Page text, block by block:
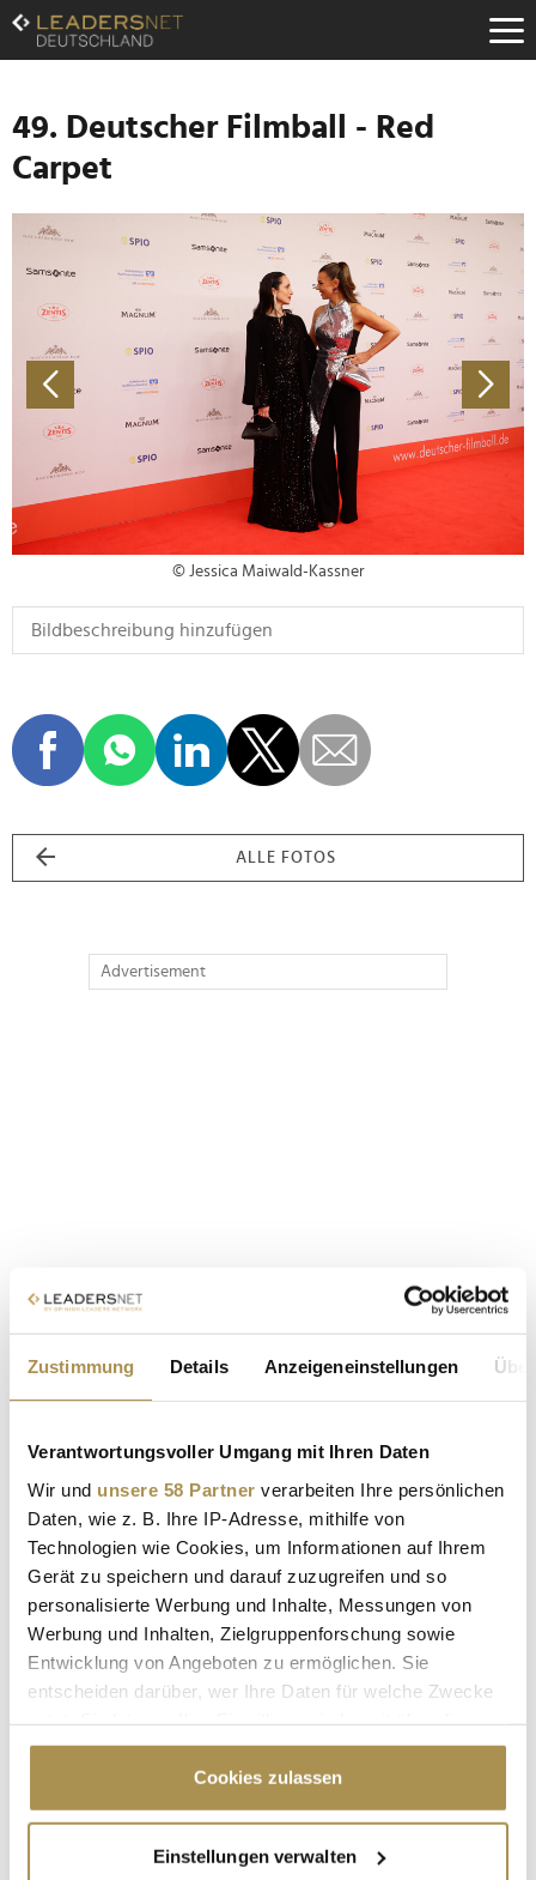
Zustimmung Details Anzeigeneinstellungen
Verantwortungsvoller Umgang mit Ihren Daten
Wir und unsere 58 Partner verarbeiten Ihre persönlichen
Daten, wie z. B. Ihre IP-Adresse, mithilfe von
Technologien wie Cookies, um Informationen auf Ihrem
Gerät zu speichern und darauf zuzugreifen und so
personalisierte Werbung und Inhalte, Messungen von
Werbung und Inhalten, Zielgruppenforschung sowie
Entwicklung von Angeboten zu ermöglichen. Sie
entscheiden darüber, wer Ihre Daten für welche Zwecke
Cookie-Erklärung oder durch Klicken auf das Privacy
Trigger Symbol ändern oder widerrufen
Informationen über Ihre geografische Lage
Cookies zulassen
Einstellungen verwalten
Zum
Inhalt
Zur
Navigation
Zur
Hauptnavigation
49. Deutscher Filmball - Red
Carpet
© Jessica Maiwald-Kassner
ALLE FOTOS
Advertisement